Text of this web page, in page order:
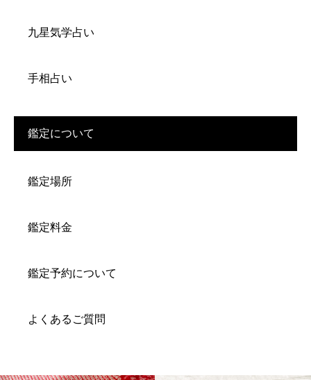
九星気学占い
手相占い
鑑定について
鑑定場所
鑑定料金
鑑定予約について
よくあるご質問